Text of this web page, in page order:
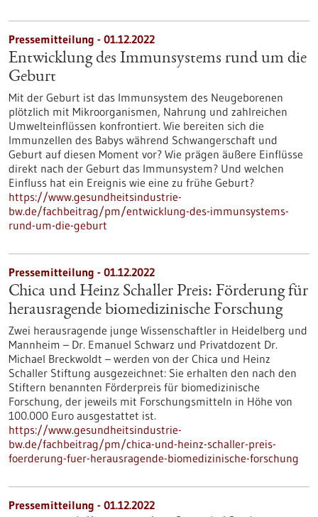
Pressemitteilung - 01.12.2022
Entwicklung des Immunsystems rund um die
Geburt
Mit der Geburt ist das Immunsystem des Neugeborenen
plötzlich mit Mikroorganismen, Nahrung und zahlreichen
Umwelteinflüssen konfrontiert. Wie bereiten sich die
Immunzellen des Babys während Schwangerschaft und
Geburt auf diesen Moment vor? Wie prägen äußere Einflüsse
direkt nach der Geburt das Immunsystem? Und welchen
Einfluss hat ein Ereignis wie eine zu frühe Geburt?
https://www.gesundheitsindustrie-
bw.de/fachbeitrag/pm/entwicklung-des-immunsystems-
rund-um-die-geburt
Pressemitteilung - 01.12.2022
Chica und Heinz Schaller Preis: Förderung für
herausragende biomedizinische Forschung
Zwei herausragende junge Wissenschaftler in Heidelberg und
Mannheim – Dr. Emanuel Schwarz und Privatdozent Dr.
Michael Breckwoldt – werden von der Chica und Heinz
Schaller Stiftung ausgezeichnet: Sie erhalten den nach den
Stiftern benannten Förderpreis für biomedizinische
Forschung, der jeweils mit Forschungsmitteln in Höhe von
100.000 Euro ausgestattet ist.
https://www.gesundheitsindustrie-
bw.de/fachbeitrag/pm/chica-und-heinz-schaller-preis-
foerderung-fuer-herausragende-biomedizinische-forschung
Pressemitteilung - 01.12.2022